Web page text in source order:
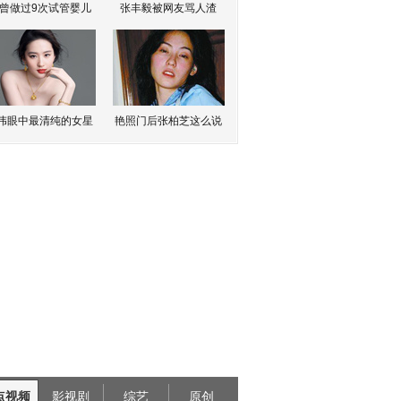
做过9次试管婴儿 张丰毅被网友骂人渣
眼中最清纯的女星 艳照门后张柏芝这么说
视频 影视剧 综艺 原创